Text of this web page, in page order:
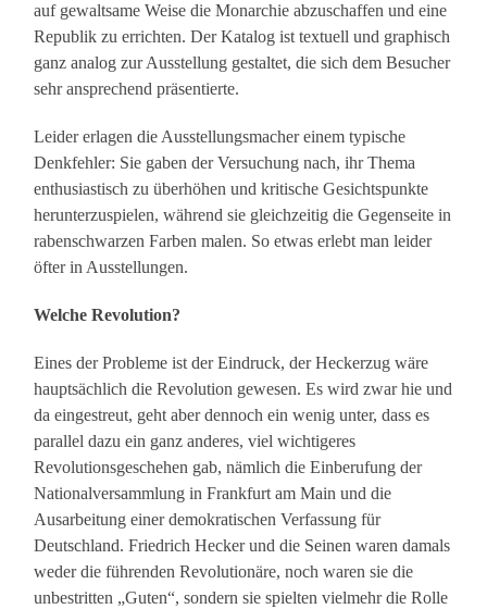
auf gewaltsame Weise die Monarchie abzuschaffen und eine
Republik zu errichten. Der Katalog ist textuell und graphisch
ganz analog zur Ausstellung gestaltet, die sich dem Besucher
sehr ansprechend präsentierte.
Leider erlagen die Ausstellungsmacher einem typische
Denkfehler: Sie gaben der Versuchung nach, ihr Thema
enthusiastisch zu überhöhen und kritische Gesichtspunkte
herunterzuspielen, während sie gleichzeitig die Gegenseite in
rabenschwarzen Farben malen. So etwas erlebt man leider
öfter in Ausstellungen.
Welche Revolution?
Eines der Probleme ist der Eindruck, der Heckerzug wäre
hauptsächlich die Revolution gewesen. Es wird zwar hie und
da eingestreut, geht aber dennoch ein wenig unter, dass es
parallel dazu ein ganz anderes, viel wichtigeres
Revolutionsgeschehen gab, nämlich die Einberufung der
Nationalversammlung in Frankfurt am Main und die
Ausarbeitung einer demokratischen Verfassung für
Deutschland. Friedrich Hecker und die Seinen waren damals
weder die führenden Revolutionäre, noch waren sie die
unbestritten „Guten“, sondern sie spielten vielmehr die Rolle